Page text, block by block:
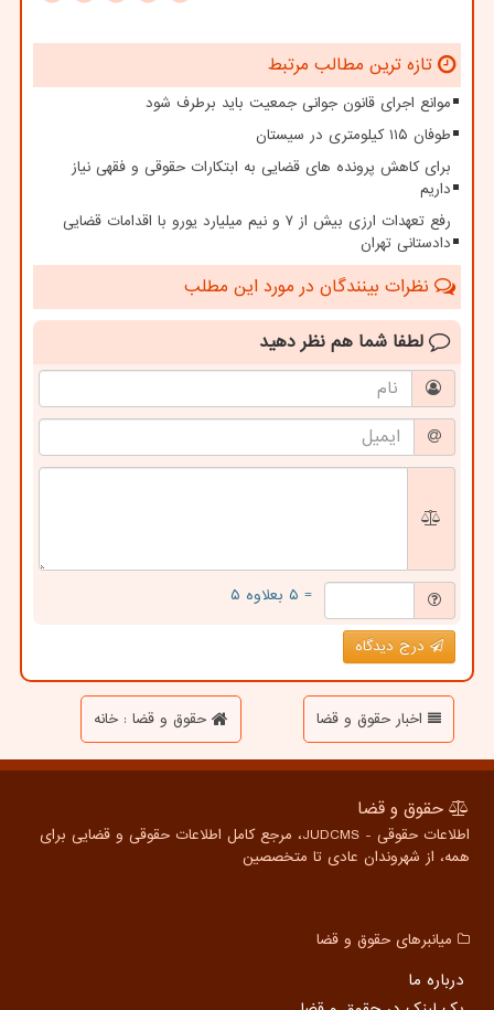
تازه ترین مطالب مرتبط
موانع اجرای قانون جوانی جمعیت باید برطرف شود
طوفان ۱۱۵ کیلومتری در سیستان
برای کاهش پرونده های قضایی به ابتکارات حقوقی و فقهی نیاز
داریم
رفع تعهدات ارزی بیش از ۷ و نیم میلیارد یورو با اقدامات قضایی
دادستانی تهران
نظرات بینندگان در مورد این مطلب
لطفا شما هم نظر دهید
= ۵ بعلاوه ۵
درج دیدگاه
اخبار حقوق و قضا حقوق و قضا : خانه
حقوق و قضا
اطلاعات حقوقی - JUDCMS، مرجع کامل اطلاعات حقوقی و قضایی برای
همه، از شهروندان عادی تا متخصصین
میانبرهای حقوق و قضا
درباره ما